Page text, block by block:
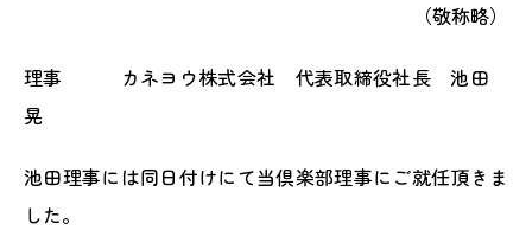
（敬称略）
理事 カネヨウ株式会社 代表取締役社長 池田
晃
池田理事には同日付けにて当倶楽部理事にご就任頂きま
した。